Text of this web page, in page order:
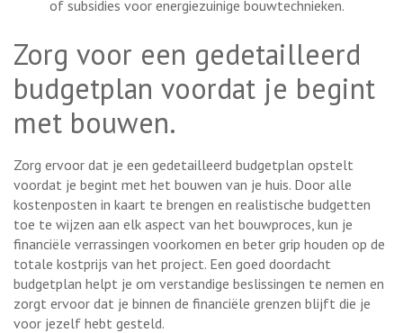
of subsidies voor energiezuinige bouwtechnieken.
Zorg voor een gedetailleerd
budgetplan voordat je begint
met bouwen.
Zorg ervoor dat je een gedetailleerd budgetplan opstelt
voordat je begint met het bouwen van je huis. Door alle
kostenposten in kaart te brengen en realistische budgetten
toe te wijzen aan elk aspect van het bouwproces, kun je
financiële verrassingen voorkomen en beter grip houden op de
totale kostprijs van het project. Een goed doordacht
budgetplan helpt je om verstandige beslissingen te nemen en
zorgt ervoor dat je binnen de financiële grenzen blijft die je
voor jezelf hebt gesteld.